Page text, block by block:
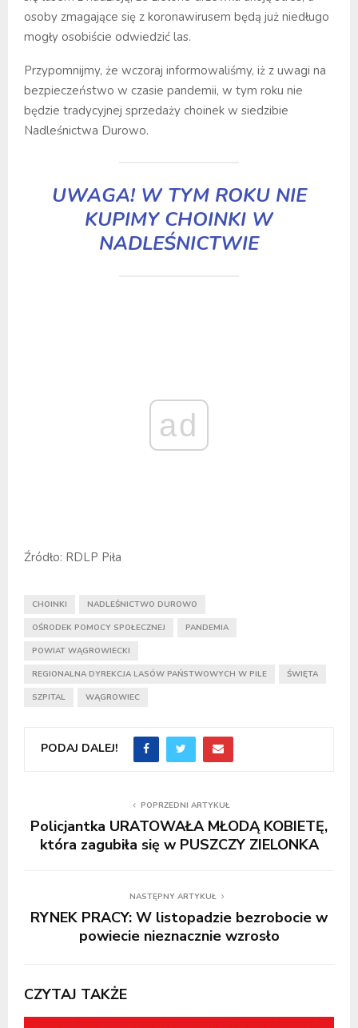
osoby zmagające się z koronawirusem będą już niedługo
mogły osobiście odwiedzić las.
Przypomnijmy, że wczoraj informowaliśmy, iż z uwagi na
bezpieczeństwo w czasie pandemii, w tym roku nie
będzie tradycyjnej sprzedaży choinek w siedzibie
Nadleśnictwa Durowo.
UWAGA! W TYM ROKU NIE
KUPIMY CHOINKI W
NADLEŚNICTWIE
ad
Źródło: RDLP Piła
CHOINKI NADLEŚNICTWO DUROWO
OŚRODEK POMOCY SPOŁECZNEJ PANDEMIA
POWIAT WĄGROWIECKI
REGIONALNA DYREKCJA LASÓW PAŃSTWOWYCH W PILE ŚWIĘTA
SZPITAL WĄGROWIEC
PODAJ DALEJ!
POPRZEDNI ARTYKUŁ
Policjantka URATOWAŁA MŁODĄ KOBIETĘ,
która zagubiła się w PUSZCZY ZIELONKA
NASTĘPNY ARTYKUŁ
RYNEK PRACY: W listopadzie bezrobocie w
powiecie nieznacznie wzrosło
CZYTAJ TAKŻE